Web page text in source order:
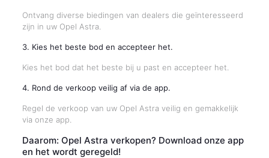
Ontvang diverse biedingen van dealers die geïnteresseerd
zijn in uw Opel Astra.
3. Kies het beste bod en accepteer het.
Kies het bod dat het beste bij u past en accepteer het.
4. Rond de verkoop veilig af via de app.
Regel de verkoop van uw Opel Astra veilig en gemakkelijk
via onze app.
Daarom: Opel Astra verkopen? Download onze app
en het wordt geregeld!